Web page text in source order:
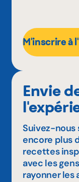
M'inscrire à
Envie
Suivez-nous
encore plus
recettes
avec les
rayonner les